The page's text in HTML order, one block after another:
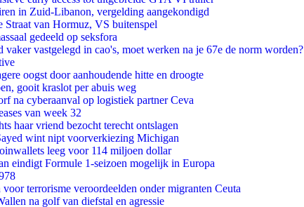
in Zuid-Libanon, vergelding aangekondigd
Straat van Hormuz, VS buitenspel
gedeeld op seksfora
vastgelegd in cao's, moet werken na je 67e de norm worden?
oogst door aanhoudende hitte en droogte
gooit kraslot per abuis weg
na cyberaanval op logistiek partner Ceva
van week 32
haar vriend bezocht terecht ontslagen
wint nipt voorverkiezing Michigan
leeg voor 114 miljoen dollar
eindigt Formule 1-seizoen mogelijk in Europa
terrorisme veroordeelden onder migranten Ceuta
na golf van diefstal en agressie